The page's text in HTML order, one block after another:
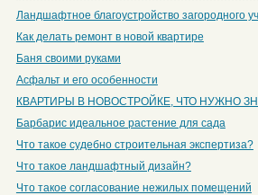
Ландшафтное благоустройство загородного
Как делать ремонт в новой квартире
Баня своими руками
Асфальт и его особенности
КВАРТИРЫ В НОВОСТРОЙКЕ, ЧТО НУЖНО
Барбарис идеальное растение для сада
Что такое судебно строительная экспертиза?
Что такое ландшафтный дизайн?
Что такое согласование нежилых помещений